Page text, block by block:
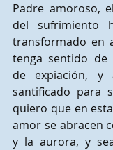
Padre amoroso,
del sufrimiento
transformado en
tenga sentido
de expiación,
santificado para
quiero que en
amor se abracen
y la aurora, y